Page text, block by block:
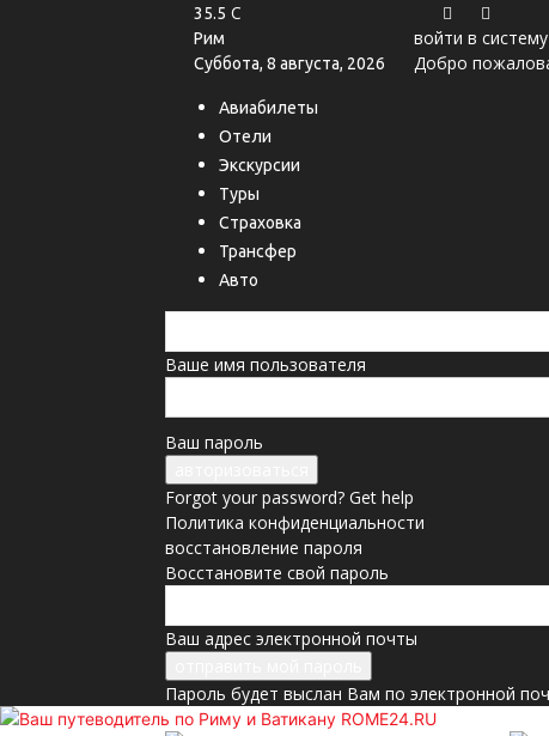
35.5 C
Рим
Суббота, 8 августа, 2026
Авиабилеты
Отели
Экскурсии
Туры
Страховка
Трансфер
Авто
войти в систему
Добро
Ваше имя пользователя
Ваш пароль
Forgot your password? Get help
Политика конфиденциальности
восстановление пароля
Восстановите свой пароль
Ваш адрес электронной почты
Пароль будет выслан Вам по электронной
ROME24.RU